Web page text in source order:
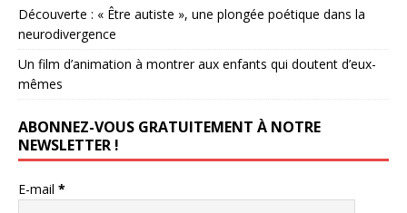
Découverte : « Être autiste », une plongée poétique dans la
neurodivergence
Un film d’animation à montrer aux enfants qui doutent d’eux-
mêmes
ABONNEZ-VOUS GRATUITEMENT À NOTRE
NEWSLETTER !
E-mail *